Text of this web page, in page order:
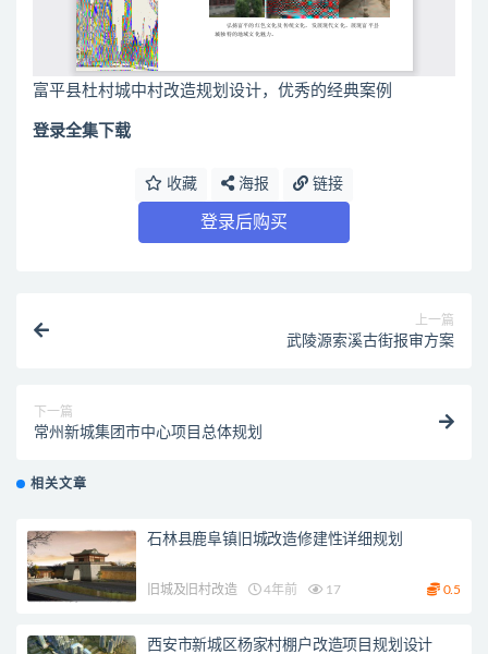
富平县杜村城中村改造规划设计，优秀的经典案例
登录全集下载
收藏 海报 链接
登录后购买
上一篇
武陵源索溪古街报审方案
下一篇
常州新城集团市中心项目总体规划
相关文章
石林县鹿阜镇旧城改造修建性详细规划
旧城及旧村改造 4年前 17 0.5
西安市新城区杨家村棚户改造项目规划设计